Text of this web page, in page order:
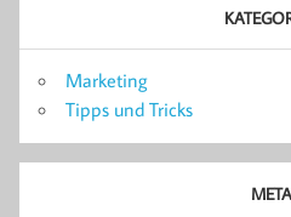
Marketing
Tipps und Tricks
META